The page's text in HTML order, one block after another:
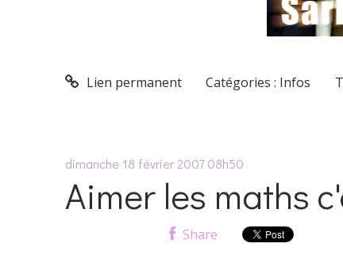
Lien permanent Catégories : Infos
dimanche 18 février 2007 08h50
Aimer les maths
Share